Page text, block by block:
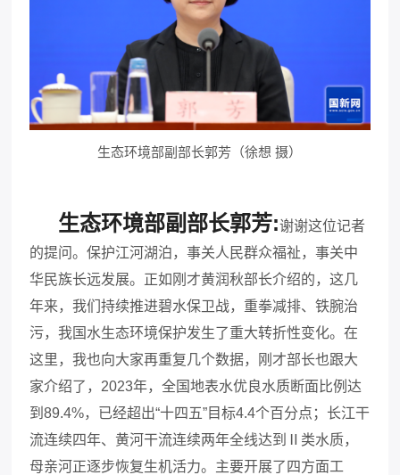
生态环境部副部长郭芳（徐想 摄）
生态环境部副部长郭芳:谢谢这位记者
的提问。保护江河湖泊，事关人民群众福祉，事关中
华民族长远发展。正如刚才黄润秋部长介绍的，这几
年来，我们持续推进碧水保卫战，重拳减排、铁腕治
污，我国水生态环境保护发生了重大转折性变化。在
这里，我也向大家再重复几个数据，刚才部长也跟大
家介绍了，2023年，全国地表水优良水质断面比例达
到89.4%，已经超出“十四五”目标4.4个百分点；长江干
流连续四年、黄河干流连续两年全线达到Ⅱ类水质，
母亲河正逐步恢复生机活力。主要开展了四方面工